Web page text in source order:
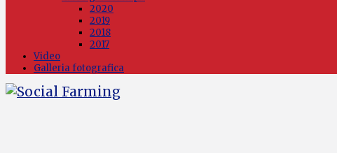
2020
2019
2018
2017
Video
Galleria fotografica